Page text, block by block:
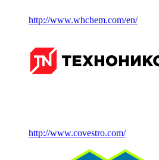
http://www.whchem.com/en/
http://www.covestro.com/